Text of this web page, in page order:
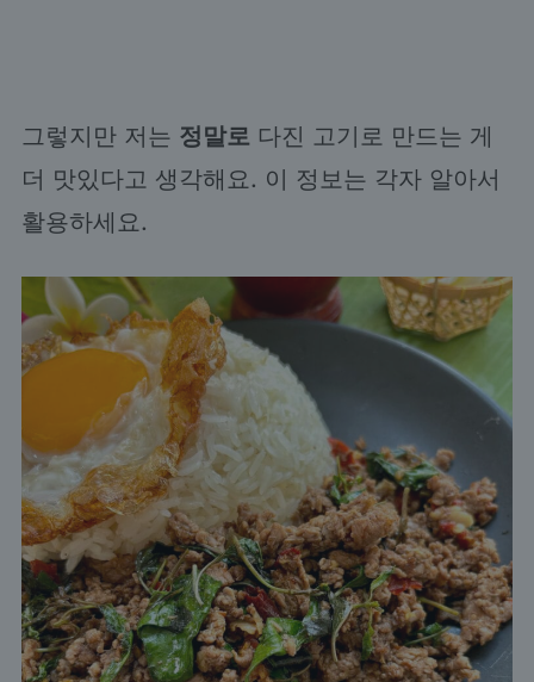
그렇지만 저는 정말로 다진 고기로 만드는 게
더 맛있다고 생각해요. 이 정보는 각자 알아서
활용하세요.